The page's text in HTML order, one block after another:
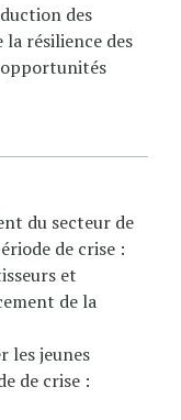
des
résilience des
opportunités
du secteur de
de crise :
et
de la
les jeunes
de crise :